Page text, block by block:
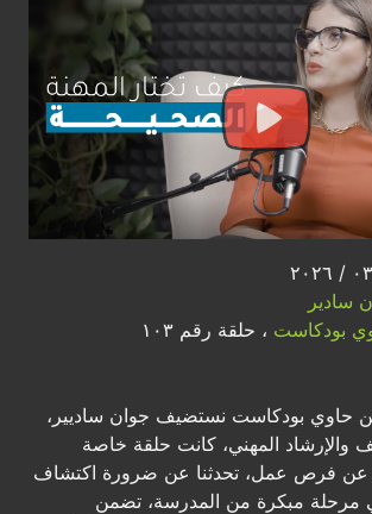
سادير
بودكاست ، حلقة رقم ١٠٣
حاوي بودكاست نستضيف جوان ساديير،
والإرشاد المهني، كانت حلقة خاصة
عن فرص عمل، تحدثنا عن ضرورة اكتشاف
مرحلة مبكرة من المدرسة، تضمن